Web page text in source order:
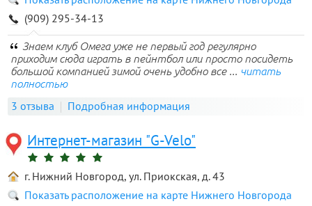
(909) 295-34-13
Знаем клуб Омега уже не первый год регулярно
приходим сюда играть в пейнтбол или просто посидеть
большой компанией зимой очень удобно все ... читать
полностью
3 отзыва Подробная информация
Интернет-магазин "G-Velo"
г. Нижний Новгород, ул. Приокская, д. 43
Показать расположение на карте Нижнего Новгорода